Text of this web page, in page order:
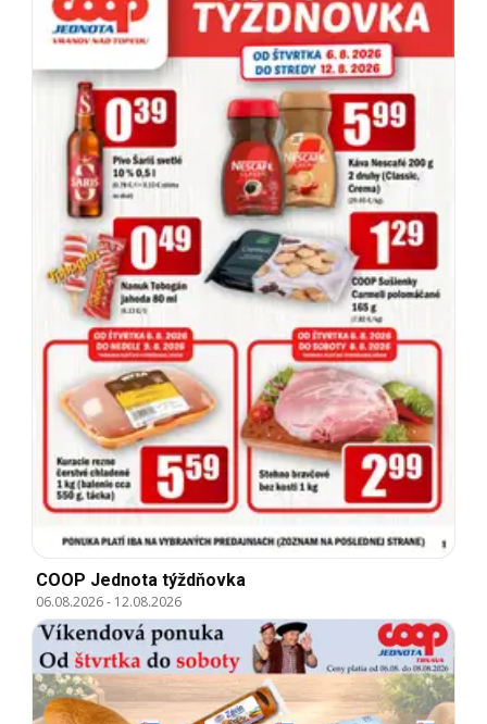
COOP Jednota týždňovka
06.08.2026- 12.08.2026